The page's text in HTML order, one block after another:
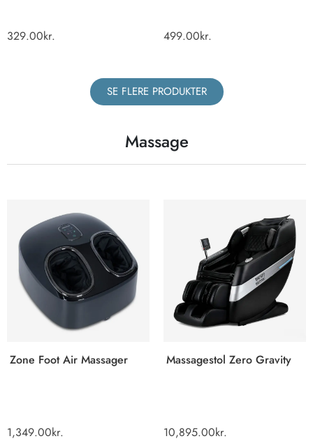
329.00kr. 499.00kr.
SE FLERE PRODUKTER
Massage
Zone Foot Air Massager
1,349.00kr.
Massagestol Zero Gravity
10,895.00kr.